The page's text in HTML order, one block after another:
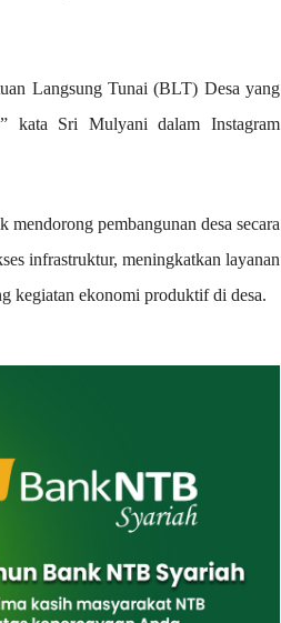
Langsung Tunai (BLT) Desa yang
kata Sri Mulyani dalam Instagram
pembangunan desa secara
infrastruktur, meningkatkan layanan
kegiatan ekonomi produktif di desa.